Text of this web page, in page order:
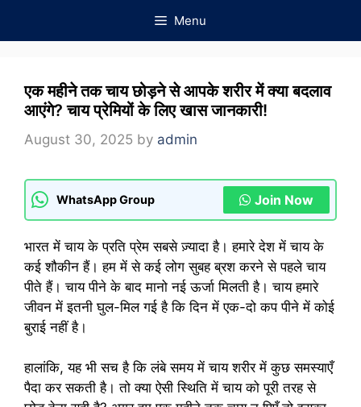
Menu
एक महीने तक चाय छोड़ने से आपके शरीर में क्या बदलाव
आएंगे? चाय प्रेमियों के लिए खास जानकारी!
August 30, 2025 by admin
WhatsApp Group Join Now
भारत में चाय के प्रति प्रेम सबसे ज़्यादा है। हमारे देश में चाय के
कई शौकीन हैं। हम में से कई लोग सुबह ब्रश करने से पहले चाय
पीते हैं। चाय पीने के बाद मानो नई ऊर्जा मिलती है। चाय हमारे
जीवन में इतनी घुल-मिल गई है कि दिन में एक-दो कप पीने में कोई
बुराई नहीं है।
हालांकि, यह भी सच है कि लंबे समय में चाय शरीर में कुछ समस्याएँ
पैदा कर सकती है। तो क्या ऐसी स्थिति में चाय को पूरी तरह से